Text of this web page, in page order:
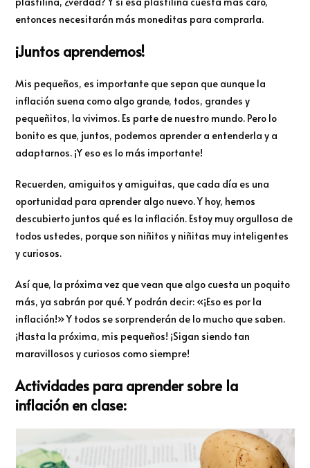
entonces necesitarán más moneditas para comprarla.
¡Juntos aprendemos!
Mis pequeños, es importante que sepan que aunque la
inflación suena como algo grande, todos, grandes y
pequeñitos, la vivimos. Es parte de nuestro mundo. Pero lo
bonito es que, juntos, podemos aprender a entenderla y a
adaptarnos. ¡Y eso es lo más importante!
Recuerden, amiguitos y amiguitas, que cada día es una
oportunidad para aprender algo nuevo. Y hoy, hemos
descubierto juntos qué es la inflación. Estoy muy orgullosa de
todos ustedes, porque son niñitos y niñitas muy inteligentes
y curiosos.
Así que, la próxima vez que vean que algo cuesta un poquito
más, ya sabrán por qué. Y podrán decir: «¡Eso es por la
inflación!» Y todos se sorprenderán de lo mucho que saben.
¡Hasta la próxima, mis pequeños! ¡Sigan siendo tan
maravillosos y curiosos como siempre!
Actividades para aprender sobre la
inflación en clase: